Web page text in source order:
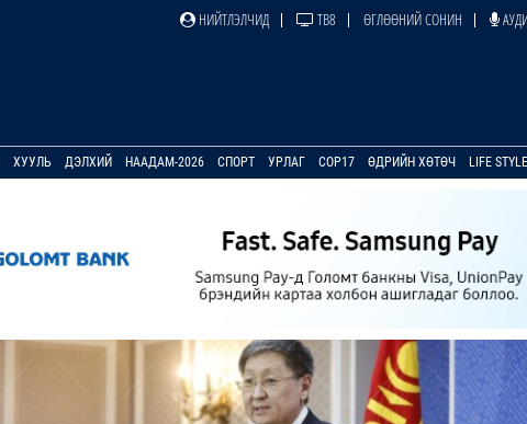
НИЙТЛЭЛЧИД ТВ8 ӨГЛӨӨНИЙ СОНИН
ХУУЛЬ ДЭЛХИЙ НААДАМ-2026 СПОРТ УРЛАГ COP17 ӨДРИЙН ХӨТӨЧ LIFE STYLE